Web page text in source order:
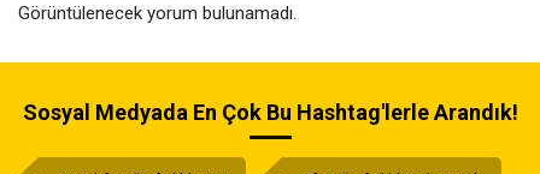
Görüntülenecek yorum bulunamadı.
Sosyal Medyada En Çok Bu Hashtag'lerle Arandık!